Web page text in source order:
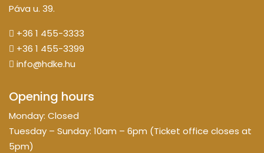
Páva u. 39.
+36 1 455-3333
+36 1 455-3399
info@hdke.hu
Opening hours
Monday: Closed
Tuesday – Sunday: 10am – 6pm (Ticket office closes at
5pm)